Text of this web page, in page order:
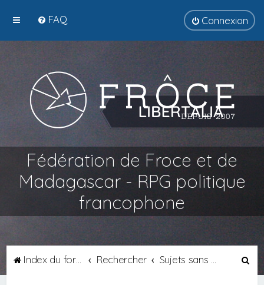
FAQ Connexion
Fédération de Froce et de
Madagascar - RPG politique
francophone
Index du forum Rechercher